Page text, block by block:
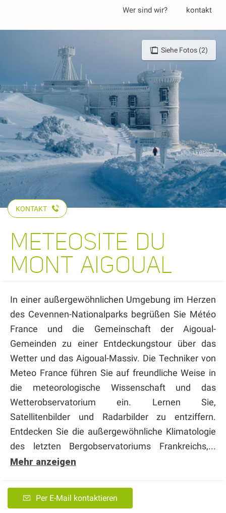
Wer sind wir? kontakt
Siehe Fotos (2)
KONTAKT
METEOSITE DU
MONT AIGOUAL
In einer außergewöhnlichen Umgebung im Herzen
des Cevennen-Nationalparks begrüßen Sie Météo
France und die Gemeinschaft der Aigoual-
Gemeinden zu einer Entdeckungstour über das
Wetter und das Aigoual-Massiv. Die Techniker von
Meteo France führen Sie auf freundliche Weise in
die meteorologische Wissenschaft und das
Wetterobservatorium ein. Lernen Sie,
Satellitenbilder und Radarbilder zu entziffern.
Entdecken Sie die außergewöhnliche Klimatologie
des letzten Bergobservatoriums Frankreichs,...
Mehr anzeigen
Per E-Mail kontaktieren